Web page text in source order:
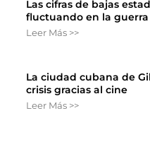
Las cifras de bajas
fluctuando en la guerra
Leer Más >>
La ciudad cubana de
crisis gracias al cine
Leer Más >>